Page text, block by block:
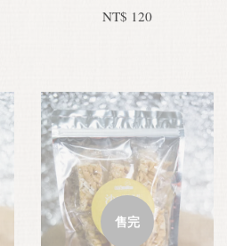
NT$ 120
售完